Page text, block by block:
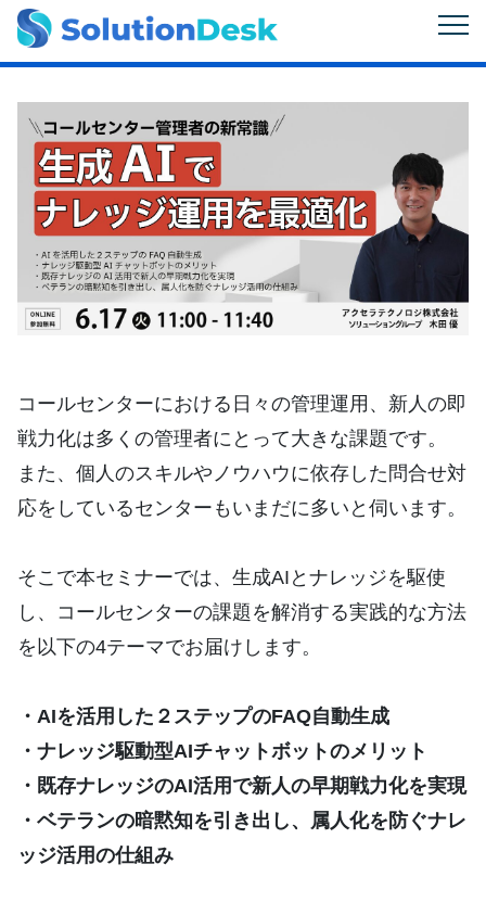
コールセンターにおける日々の管理運用、新人の即
戦力化は多くの管理者にとって大きな課題です。
また、個人のスキルやノウハウに依存した問合せ対
応をしているセンターもいまだに多いと伺います。
そこで本セミナーでは、生成AIとナレッジを駆使
し、コールセンターの課題を解消する実践的な方法
を以下の4テーマでお届けします。
・AIを活用した２ステップのFAQ自動生成
・ ナレッジ駆動型AIチャットボットのメリット
・既存ナレッジのAI活用で新人の早期戦力化を実現
・ベテランの暗黙知を引き出し、属人化を防ぐナレ
ッジ活用の仕組み